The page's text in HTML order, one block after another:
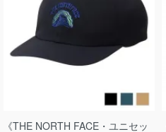
《THE NORTH FACE・ユニセッ